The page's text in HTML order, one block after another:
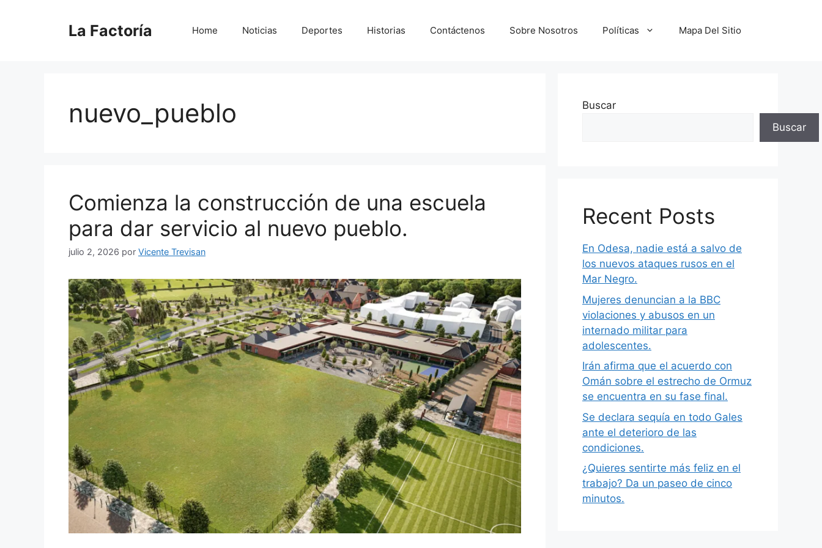
La Factoría Home Noticias Deportes Historias Contáctenos Sobre Nosotros Políticas Mapa Del Sitio
nuevo_pueblo
Comienza la construcción de una escuela
para dar servicio al nuevo pueblo.
julio 2, 2026 por Vicente Trevisan
Buscar
Buscar
Recent Posts
En Odesa, nadie está a salvo de
los nuevos ataques rusos en el
Mar Negro.
Mujeres denuncian a la BBC
violaciones y abusos en un
internado militar para
adolescentes.
Irán afirma que el acuerdo con
Omán sobre el estrecho de Ormuz
se encuentra en su fase final.
Se declara sequía en todo Gales
ante el deterioro de las
condiciones.
¿Quieres sentirte más feliz en el
trabajo? Da un paseo de cinco
minutos.